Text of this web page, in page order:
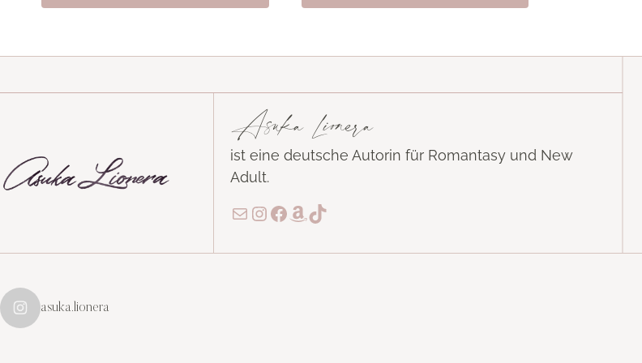
Asuka Lionera
ist eine deutsche Autorin für Romantasy und New
Adult.
E-MailInstagram
Facebook
Amazon
TikTok
asuka.lionera